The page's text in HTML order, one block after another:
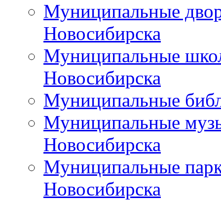
Муниципальные
Новосибирска
Муниципальные
Новосибирска
Муниципальные
Муниципальные
Новосибирска
Муниципальные
Новосибирска